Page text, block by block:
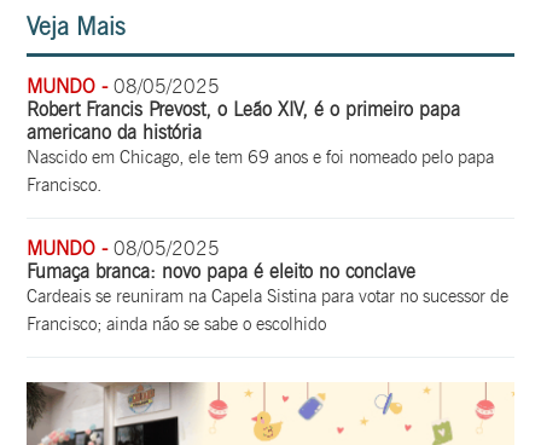
Veja Mais
MUNDO -08/05/2025
Robert Francis Prevost, o Leão XIV, é o primeiro papa
americano da história
Nascido em Chicago, ele tem 69 anos e foi nomeado pelo papa
Francisco.
MUNDO -08/05/2025
Fumaça branca: novo papa é eleito no conclave
Cardeais se reuniram na Capela Sistina para votar no sucessor de
Francisco; ainda não se sabe o escolhido